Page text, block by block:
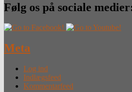
Følg os på sociale
Meta
Log ind
Indlægsfeed
Kommentarfeed